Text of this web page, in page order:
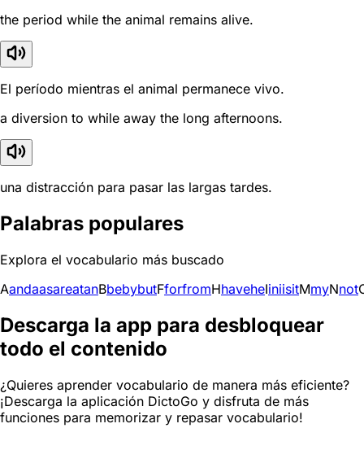
the period while the animal remains alive.
El período mientras el animal permanece vivo.
a diversion to while away the long afternoons.
una distracción para pasar las largas tardes.
Palabras populares
Explora el vocabulario más buscado
AandaasareatanBbebybutFforfromHhaveheIiniisitMmyNnot
Descarga la app para desbloquear
todo el contenido
¿Quieres aprender vocabulario de manera más eficiente?
¡Descarga la aplicación DictoGo y disfruta de más
funciones para memorizar y repasar vocabulario!